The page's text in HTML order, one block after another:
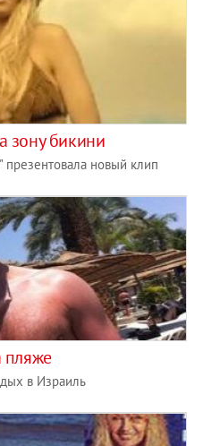
зону бикини
презентовала новый клип
пляже
в Израиль